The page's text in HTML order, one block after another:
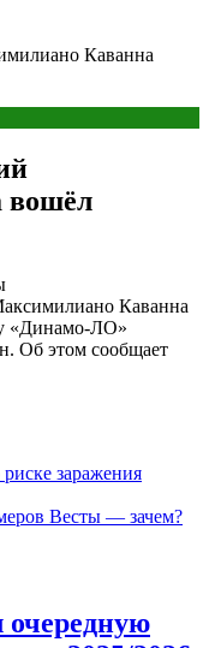
Каванна
вошёл
Каванна
«Динамо-ЛО»
Об этом сообщает
заражения
Весты — зачем?
очередную